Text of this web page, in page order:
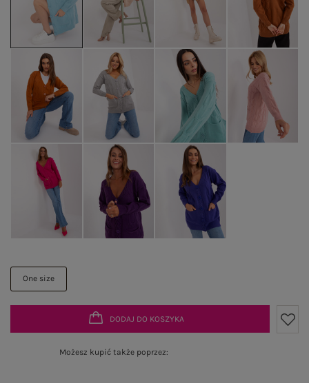
One size
DODAJ DO KOSZYKA
Możesz kupić także poprzez: